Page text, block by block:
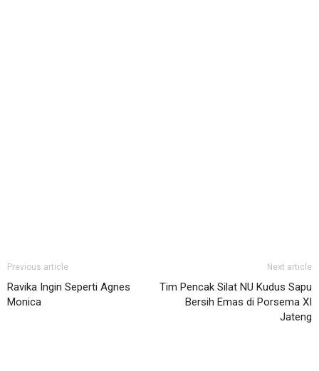
Previous article
Ravika Ingin Seperti Agnes
Monica
Next article
Tim Pencak Silat NU Kudus Sapu
Bersih Emas di Porsema XI
Jateng